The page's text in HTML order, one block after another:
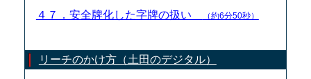
４７．安全牌化した字牌の扱い （約6分50秒）
リーチのかけ方（土田のデジタル）